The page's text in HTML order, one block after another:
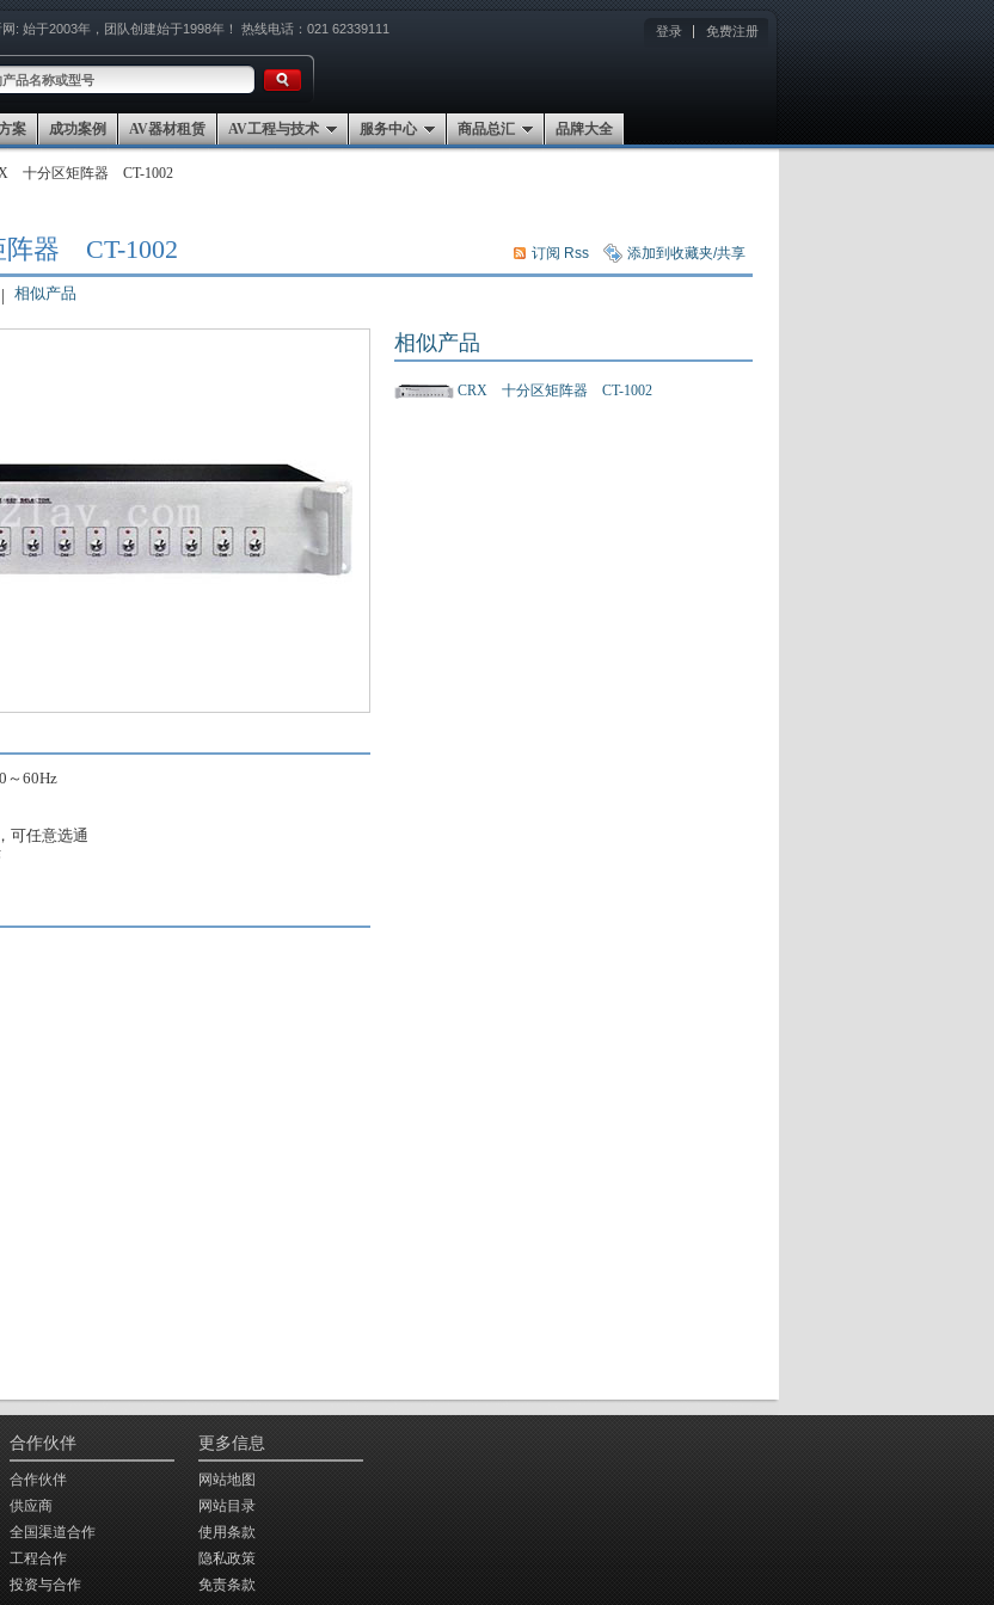
网: 始于2003年，团队创建始于1998年！ 热线电话：021 62339111 登录 免费注册
案 成功案例 AV器材租赁 AV工程与技术 服务中心 商品总汇 品牌大全
十分区矩阵器 CT-1002
器 CT-1002
相似产品
订阅 Rss 添加到收藏夹/共享
～60Hz
可任意选通
相似产品
CRX 十分区矩阵器 CT-1002
合作伙伴
合作伙伴
供应商
全国渠道合作
工程合作
投资与合作
更多信息
网站地图
网站目录
使用条款
隐私政策
免责条款